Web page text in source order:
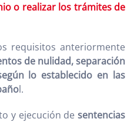
o realizar los trámites de
requisitos anteriormente
de nulidad, separación
lo establecido en las
l.
y ejecución de sentencias